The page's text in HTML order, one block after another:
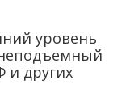
уровень
неподъемный
других